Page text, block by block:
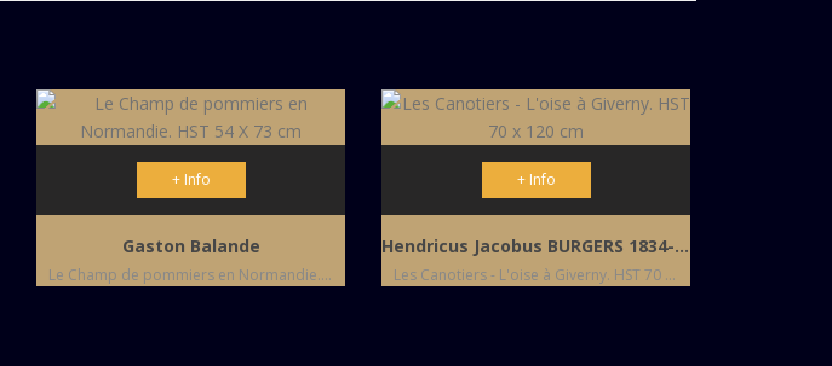
+ Info
Gaston Balande
Le Champ de pommiers en Normandie. HST 54 X 73 cm
+ Info
Hendricus Jacobus BURGERS 1834-1899
Les Canotiers - L'oise à Giverny. HST 70 x 120 cm